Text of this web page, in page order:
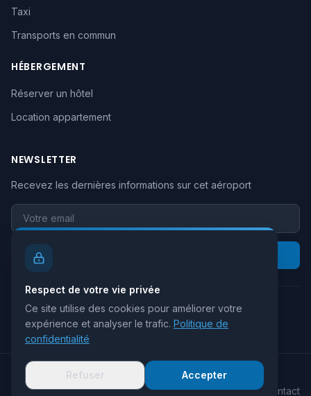
Taxi
Transports en commun
HÉBERGEMENT
Réserver un hôtel
Location appartement
NEWSLETTER
Recevez les dernières informations sur cet aéroport
Votre email
Retour au site principal
© 2026 Site Aeroport. Tous droits réservés.
Plan du siteMentions légalesPolitique de confidentialité Contact
Respect de votre vie privée
Ce site utilise des cookies pour améliorer votre
expérience et analyser le trafic. Politique de
confidentialité
Refuser Accepter